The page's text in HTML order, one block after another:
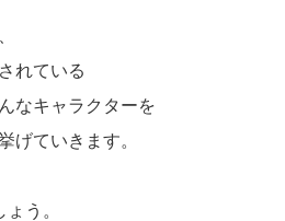
れている
なキャラクターを
げていきます。
う。